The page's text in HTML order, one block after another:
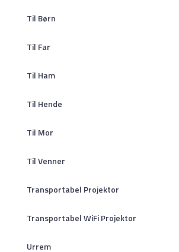
Til Børn
Til Far
Til Ham
Til Hende
Til Mor
Til Venner
Transportabel Projektor
Transportabel WiFi Projektor
Urrem